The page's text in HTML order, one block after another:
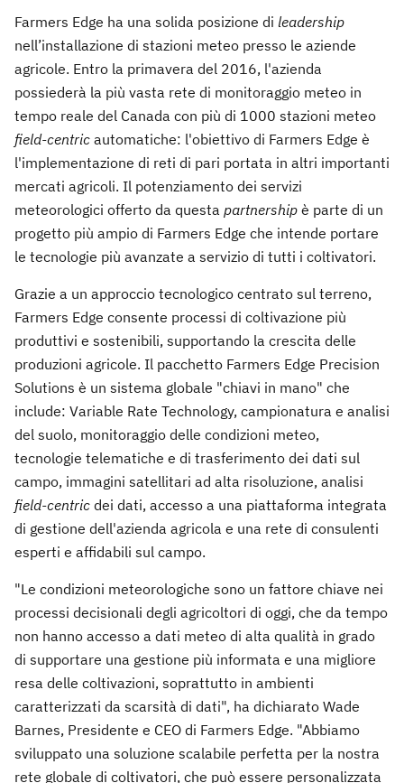
Farmers Edge ha una solida posizione di leadership
nell’installazione di stazioni meteo presso le aziende
agricole. Entro la primavera del 2016, l'azienda
possiederà la più vasta rete di monitoraggio meteo in
tempo reale del Canada con più di 1000 stazioni meteo
field-centric automatiche: l'obiettivo di Farmers Edge è
l'implementazione di reti di pari portata in altri importanti
mercati agricoli. Il potenziamento dei servizi
meteorologici offerto da questa partnership è parte di un
progetto più ampio di Farmers Edge che intende portare
le tecnologie più avanzate a servizio di tutti i coltivatori.
Grazie a un approccio tecnologico centrato sul terreno,
Farmers Edge consente processi di coltivazione più
produttivi e sostenibili, supportando la crescita delle
produzioni agricole. Il pacchetto Farmers Edge Precision
Solutions è un sistema globale "chiavi in mano" che
include: Variable Rate Technology, campionatura e analisi
del suolo, monitoraggio delle condizioni meteo,
tecnologie telematiche e di trasferimento dei dati sul
campo, immagini satellitari ad alta risoluzione, analisi
field-centric dei dati, accesso a una piattaforma integrata
di gestione dell'azienda agricola e una rete di consulenti
esperti e affidabili sul campo.
"Le condizioni meteorologiche sono un fattore chiave nei
processi decisionali degli agricoltori di oggi, che da tempo
non hanno accesso a dati meteo di alta qualità in grado
di supportare una gestione più informata e una migliore
resa delle coltivazioni, soprattutto in ambienti
caratterizzati da scarsità di dati", ha dichiarato Wade
Barnes, Presidente e CEO di Farmers Edge. "Abbiamo
sviluppato una soluzione scalabile perfetta per la nostra
rete globale di coltivatori, che può essere personalizzata